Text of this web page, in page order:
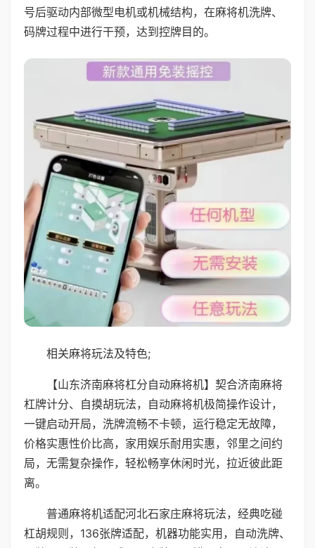
号后驱动内部微型电机或机械结构，在麻将机洗牌、
码牌过程中进行干预，达到控牌目的。
相关麻将玩法及特色;
【山东济南麻将杠分自动麻将机】契合济南麻将
杠牌计分、自摸胡玩法，自动麻将机极简操作设计，
一键启动开局，洗牌流畅不卡顿，运行稳定无故障，
价格实惠性价比高，家用娱乐耐用实惠，邻里之间约
局，无需复杂操作，轻松畅享休闲时光，拉近彼此距
离。
普通麻将机适配河北石家庄麻将玩法，经典吃碰
杠胡规则，136张牌适配，机器功能实用，自动洗牌、